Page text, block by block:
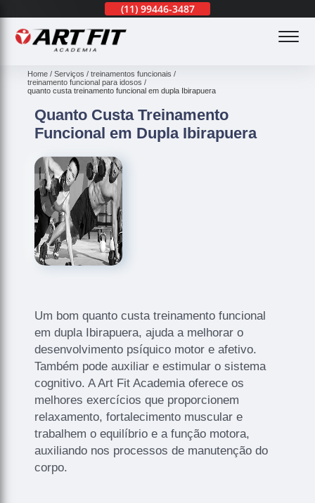
(11)99446-3487
Home Serviços
treinamentos funcionais
treinamento funcional para idosos
quanto custa treinamento funcional em dupla Ibirapuera
Quanto Custa Treinamento
Funcional em Dupla Ibirapuera
Um bom quanto custa treinamento funcional
em dupla Ibirapuera, ajuda a melhorar o
desenvolvimento psíquico motor e afetivo.
Também pode auxiliar e estimular o sistema
cognitivo. A Art Fit Academia oferece os
melhores exercícios que proporcionem
relaxamento, fortalecimento muscular e
trabalhem o equilíbrio e a função motora,
auxiliando nos processos de manutenção do
corpo.